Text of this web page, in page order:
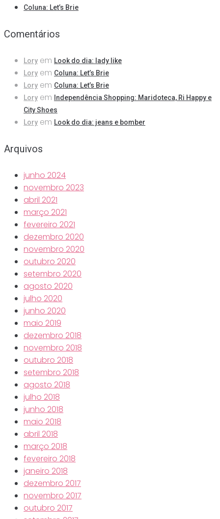
Coluna: Let’s Brie
Comentários
Lory em Look do dia: lady like
Lory em Coluna: Let’s Brie
Lory em Coluna: Let’s Brie
Lory em
Independência Shopping: Maridoteca, Ri Happy e
City Shoes
Lory em Look do dia: jeans e bomber
Arquivos
junho 2024
novembro 2023
abril 2021
março 2021
fevereiro 2021
dezembro 2020
novembro 2020
outubro 2020
setembro 2020
agosto 2020
julho 2020
junho 2020
maio 2019
dezembro 2018
novembro 2018
outubro 2018
setembro 2018
agosto 2018
julho 2018
junho 2018
maio 2018
abril 2018
março 2018
fevereiro 2018
janeiro 2018
dezembro 2017
novembro 2017
outubro 2017